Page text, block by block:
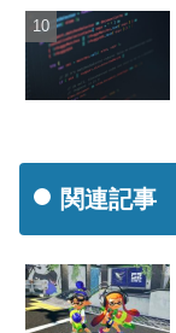
関連記事